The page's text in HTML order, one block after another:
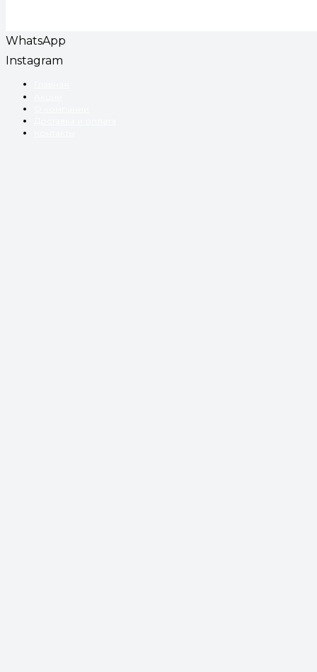
WhatsApp
Instagram